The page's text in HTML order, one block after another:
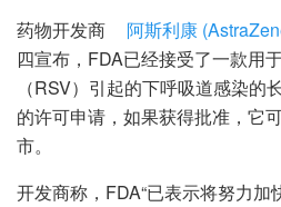
药物开发商 阿斯利康
四宣布，FDA已经接受了一款用
（RSV）引起的下呼吸道感染的
的许可申请，如果获得批准，它
市。
开发商称，FDA“已表示将努力加